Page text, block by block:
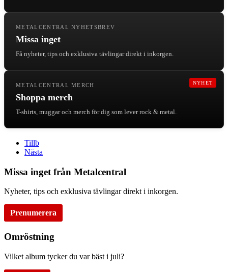
METALCENTRAL NYHETSBREV
Missa inget
Få nyheter, tips och exklusiva tävlingar direkt i inkorgen.
NYHET
METALCENTRAL MERCH
Shoppa merch
T-shirts, muggar och merch för dig som lever rock & metal.
Tillb
Nästa
Missa inget från Metalcentral
Nyheter, tips och exklusiva tävlingar direkt i inkorgen.
Prenumerera
Omröstning
Vilket album tycker du var bäst i juli?